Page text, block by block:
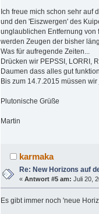
Ich freue mich schon sehr auf
und den 'Eiszwergen' des
unglaublichen Entfernung von
werden Zeugen der bisher
Was für aufregende Zeiten...
Drücken wir PEPSSI, LORRI,
Daumen dass alles gut
Bis zum 14.7.2015 müssen wir
Plutonische Grüße
Martin
karmaka
Re: New Horizons auf
«Antwort #5 am: Juli 20,
Es gibt immer noch 'neue